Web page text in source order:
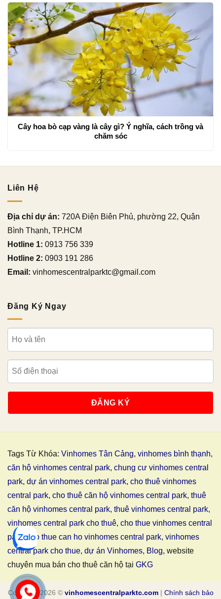
Cây hoa bò cạp vàng là cây gì? Ý nghĩa, cách trồng và
chăm sóc
Liên Hệ
Địa chỉ dự án: 720A Điện Biên Phủ, phường 22, Quận
Bình Thạnh, TP.HCM
Hotline 1: 0913 756 339
Hotline 2: 0903 191 286
Email: vinhomescentralparktc@gmail.com
Đăng Ký Ngay
Tags Từ Khóa: Vinhomes Tân Cảng, vinhomes bình thạnh,
căn hộ vinhomes central park, chung cư vinhomes central
park, dự án vinhomes central park, cho thuê vinhomes
central park, cho thuê căn hộ vinhomes central park, thuê
căn hộ vinhomes central park, thuê vinhomes central park,
vinhomes central park cho thuê, cho thue vinhomes central
park,cho thue can ho vinhomes central park, vinhomes
central park cho thue, dự án Vinhomes, Blog, website
chuyên mua bán cho thuê căn hộ tại GKG
Copyright 2026 © vinhomescentralparktc.com| Chính sách bảo